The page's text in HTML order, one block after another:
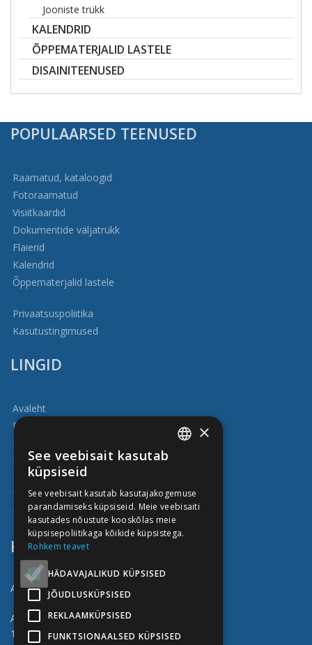
Jooniste trükk
KALENDRID
ÕPPEMATERJALID LASTELE
DISAINITEENUSED
POPULAARSED TEENUSED
Raamatud, kataloogid
Fotoraamatud
Visiitkaardid
Dokumentide väljatrükk
Flaierid
Kalendrid
Õppematerjalid lastele
Privaatsuspoliitika
Kasutustingimused
LINGID
Avaleht
Blogi
Kasulik
Meie tööd
Teenuste kataloog
Tarne ja tasumine
KONTAKT
Abiprint OÜ
Address: Vahuri 4 (Peterburi tee 57a)
11415 Tallinn
RUSSIAN
FINNISH
×
See veebisait kasutab
küpsiseid
See veebisait kasutab kasutajakogemuse
parandamiseks küpsiseid. Meie veebisaiti
kasutades nõustute kooskõlas meie
küpsisepoliitikaga kõikide küpsistega.
Rohkem teavet
HÄDAVAJALIKUD KÜPSISED
JÕUDLUSKÜPSISED
REKLAAMKÜPSISED
FUNKTSIONAALSED KÜPSISED